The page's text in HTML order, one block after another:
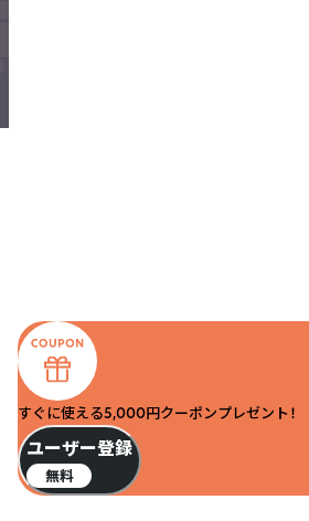
すぐに使える5,000円クーポンプレゼント！
ユーザー登録
無料